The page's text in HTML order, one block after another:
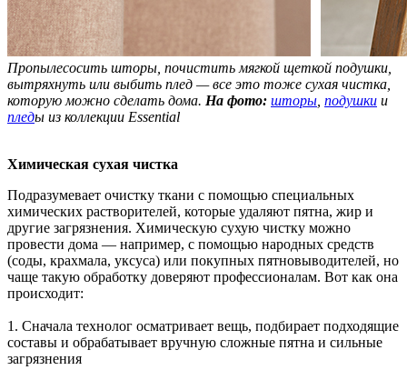
Пропылесосить шторы, почистить мягкой щеткой подушки,
вытряхнуть или выбить плед — все это тоже сухая чистка,
которую можно сделать дома. На фото: шторы подушки и
пледы из коллекции Essential
Химическая сухая чистка
Подразумевает очистку ткани с помощью специальных
химических растворителей, которые удаляют пятна, жир и
другие загрязнения. Химическую сухую чистку можно
провести дома — например, с помощью народных средств
(соды, крахмала, уксуса) или покупных пятновыводителей, но
чаще такую обработку доверяют профессионалам. Вот как она
происходит:
1. Сначала технолог осматривает вещь, подбирает подходящие
составы и обрабатывает вручную сложные пятна и сильные
загрязнения